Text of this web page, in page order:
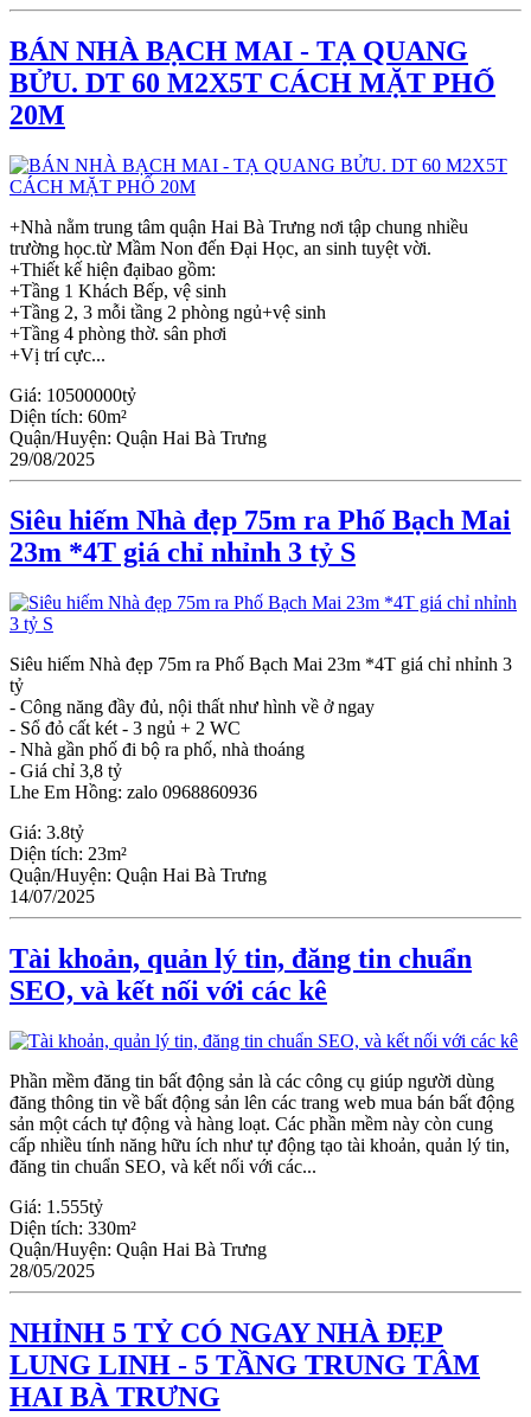
BÁN NHÀ BẠCH MAI - TẠ QUANG
BỬU. DT 60 M2X5T CÁCH MẶT PHỐ
20M
+Nhà nằm trung tâm quận Hai Bà Trưng nơi tập chung nhiều
trường học.từ Mầm Non đến Đại Học, an sinh tuyệt vời.
+Thiết kế hiện đạibao gồm:
+Tầng 1 Khách Bếp, vệ sinh
+Tầng 2, 3 mỗi tầng 2 phòng ngủ+vệ sinh
+Tầng 4 phòng thờ. sân phơi
+Vị trí cực...
Giá: 10500000tỷ
Diện tích: 60m²
Quận/Huyện: Quận Hai Bà Trưng
29/08/2025
Siêu hiếm Nhà đẹp 75m ra Phố Bạch Mai
23m *4T giá chỉ nhỉnh 3 tỷ S
Siêu hiếm Nhà đẹp 75m ra Phố Bạch Mai 23m *4T giá chỉ nhỉnh 3
tỷ
- Công năng đầy đủ, nội thất như hình về ở ngay
- Sổ đỏ cất két - 3 ngủ + 2 WC
- Nhà gần phố đi bộ ra phố, nhà thoáng
- Giá chỉ 3,8 tỷ
Lhe Em Hồng: zalo 0968860936
Giá: 3.8tỷ
Diện tích: 23m²
Quận/Huyện: Quận Hai Bà Trưng
14/07/2025
Tài khoản, quản lý tin, đăng tin chuẩn
SEO, và kết nối với các kê
Phần mềm đăng tin bất động sản là các công cụ giúp người dùng
đăng thông tin về bất động sản lên các trang web mua bán bất động
sản một cách tự động và hàng loạt. Các phần mềm này còn cung
cấp nhiều tính năng hữu ích như tự động tạo tài khoản, quản lý tin,
đăng tin chuẩn SEO, và kết nối với các...
Giá: 1.555tỷ
Diện tích: 330m²
Quận/Huyện: Quận Hai Bà Trưng
28/05/2025
NHỈNH 5 TỶ CÓ NGAY NHÀ ĐẸP
LUNG LINH - 5 TẦNG TRUNG TÂM
HAI BÀ TRƯNG